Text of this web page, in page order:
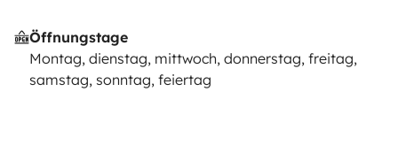
Öffnungstage
Montag, dienstag, mittwoch, donnerstag, freitag,
samstag, sonntag, feiertag